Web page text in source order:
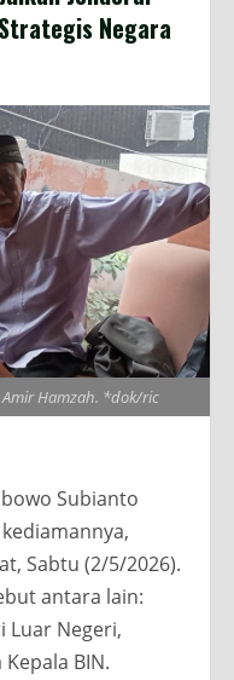
Negara
Hamzah. *dok/ric
Subianto
Sabtu (2/5/2026).
antara lain:
Luar Negeri,
BIN.